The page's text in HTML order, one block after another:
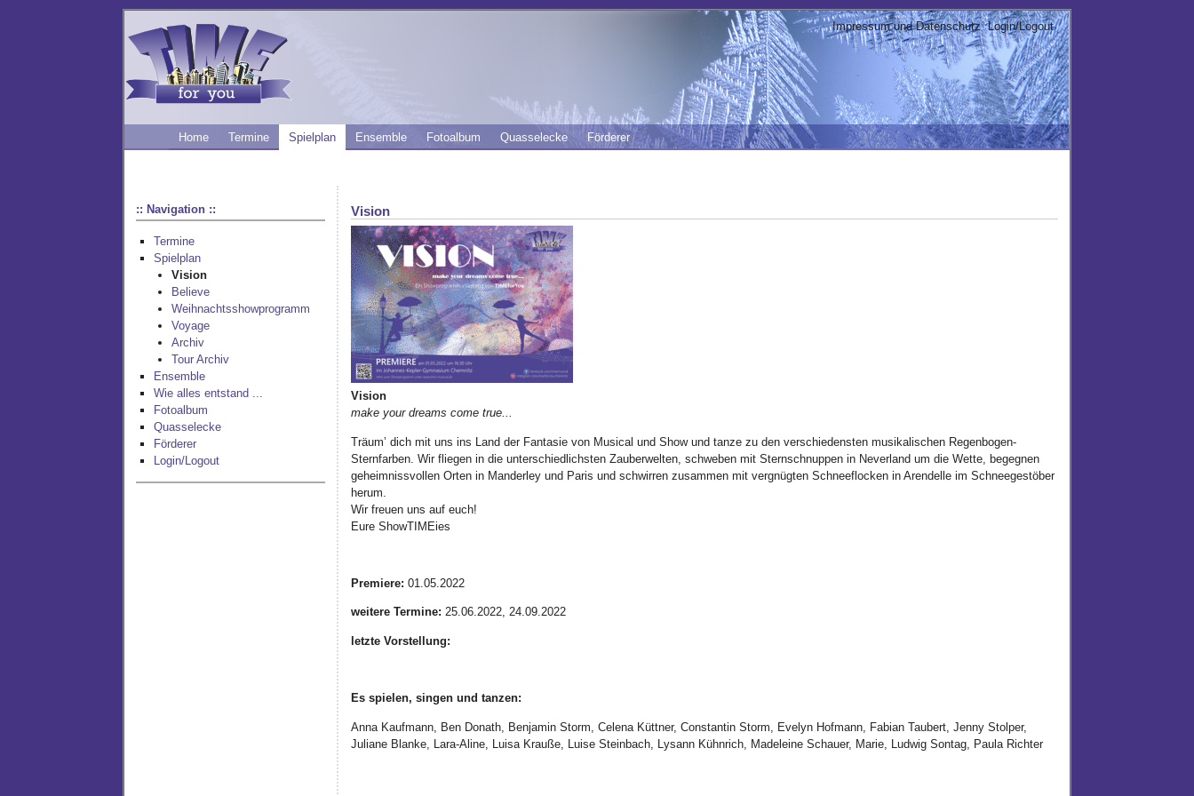
Impressum und Datenschutz Login/Logout
Home Termine Spielplan Ensemble Fotoalbum Quasselecke Förderer
:: Navigation ::
Termine
Spielplan
Vision
Believe
Weihnachtsshowprogramm
Voyage
Archiv
Tour Archiv
Ensemble
Wie alles entstand ...
Fotoalbum
Quasselecke
Förderer
Login/Logout
Vision
Vision
make your dreams come true...
Träum’ dich mit uns ins Land der Fantasie von Musical und Show und tanze zu den verschiedensten musikalischen Regenbogen-
Sternfarben. Wir fliegen in die unterschiedlichsten Zauberwelten, schweben mit Sternschnuppen in Neverland um die Wette, begegnen
geheimnissvollen Orten in Manderley und Paris und schwirren zusammen mit vergnügten Schneeflocken in Arendelle im Schneegestöber
herum.
Wir freuen uns auf euch!
Eure ShowTIMEies
Premiere: 01.05.2022
weitere Termine: 25.06.2022, 24.09.2022
letzte Vorstellung:
Es spielen, singen und tanzen:
Anna Kaufmann, Ben Donath, Benjamin Storm, Celena Küttner, Constantin Storm, Evelyn Hofmann, Fabian Taubert, Jenny Stolper,
Juliane Blanke, Lara-Aline, Luisa Krauße, Luise Steinbach, Lysann Kühnrich, Madeleine Schauer, Marie, Ludwig Sontag, Paula Richter